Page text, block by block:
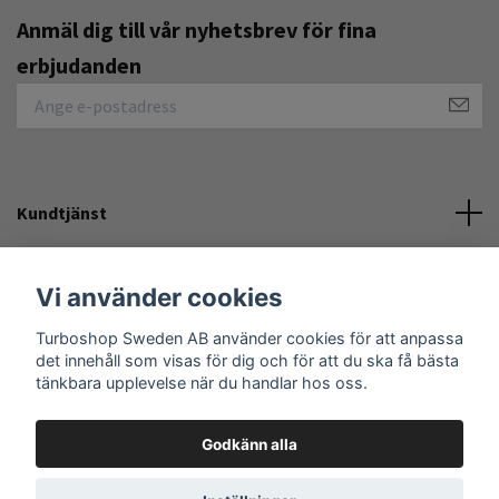
Anmäl dig till vår nyhetsbrev för fina
erbjudanden
Kundtjänst
Sociala medier
Vi använder cookies
Turboshop Sweden AB använder cookies för att anpassa
det innehåll som visas för dig och för att du ska få bästa
tänkbara upplevelse när du handlar hos oss.
Godkänn alla